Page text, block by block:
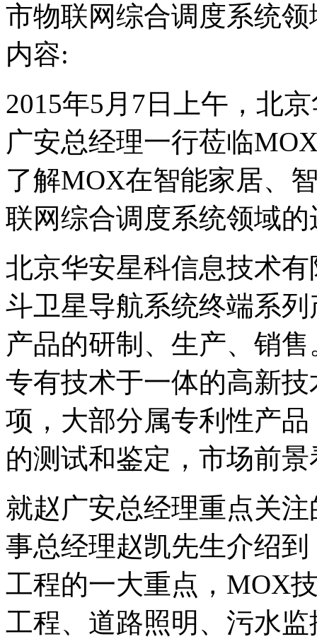
市物联网综合调度系统
内容:
2015年5月7日上午，北
广安总经理一行莅临
了解MOX在智能家居、
联网综合调度系统领域
北京华安星科信息技术
斗卫星导航系统终端系
产品的研制、生产、销
专有技术于一体的高新
项，大部分属专利性产
的测试和鉴定，市场前景
就赵广安总经理重点关
事总经理赵凯先生介绍
工程的一大重点，MOX
工程、道路照明、污水